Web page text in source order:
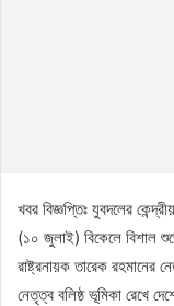
খবর বিজ্ঞপ্তিঃ যুবদলের
(১০ জুলাই) বিকেলে বিশাল
রাষ্ট্রনায়ক তারেক রহমানের
নেতৃত্ব বলিষ্ঠ ভূমিকা রেখে